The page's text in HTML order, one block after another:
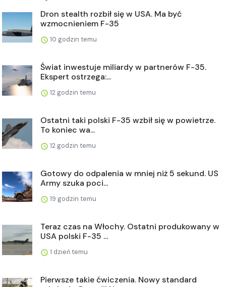
Dron stealth rozbił się w USA. Ma być
wzmocnieniem F-35
10 godzin temu
Świat inwestuje miliardy w partnerów F-35.
Ekspert ostrzega:...
12 godzin temu
Ostatni taki polski F-35 wzbił się w powietrze.
To koniec wa...
12 godzin temu
Gotowy do odpalenia w mniej niż 5 sekund. US
Army szuka poci...
19 godzin temu
Teraz czas na Włochy. Ostatni produkowany w
USA polski F-35 ...
1 dzień temu
Pierwsze takie ćwiczenia. Nowy standard